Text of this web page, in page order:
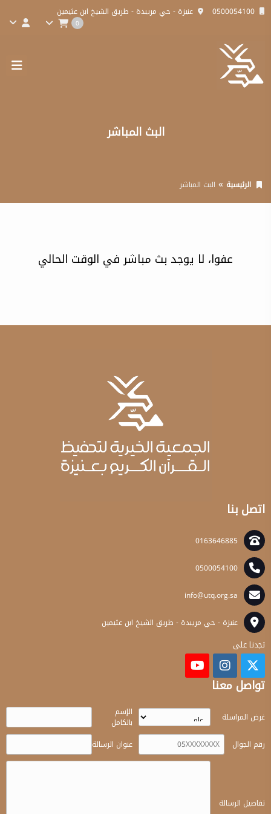
0500054100 عنيزة - حي مريبدة - طريق الشيخ ابن عثيمين
0
البث المباشر
الرئيسية البث المباشر
عفوا، لا يوجد بث مباشر في الوقت الحالي
اتصل بنا
0163646885
0500054100
info@utq.org.sa
عنيزة - حي مريبدة - طريق الشيخ ابن عثيمين
تجدنا على
تواصل معنا
غرض المراسلة
الإسم
بالكامل
رقم الجوال
عنوان الرسالة
تفاصيل الرسالة